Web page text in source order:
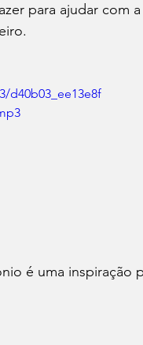
para ajudar com
d40b03_ee13e8f
é uma inspiração